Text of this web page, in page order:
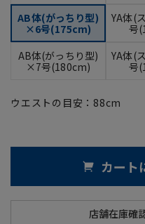
AB体(がっちり型)
×6号(175cm)
YA体(
号
AB体(がっちり型)
×7号(180cm)
YA体(
号
ウエストの目安： 88cm
カート